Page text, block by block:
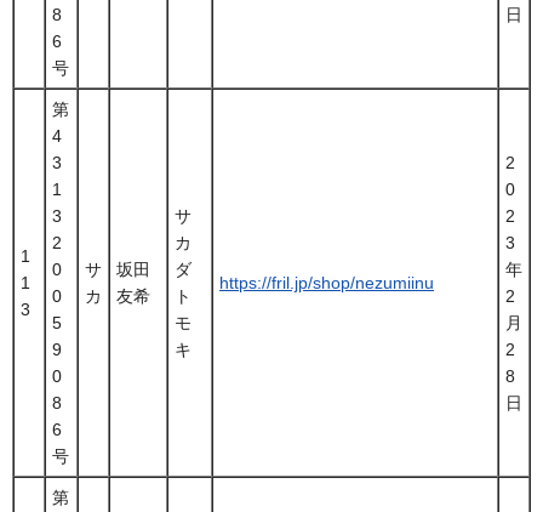
8
6
号
日
1
1
3
第
4
3
1
3
2
0
0
5
9
0
8
6
号
サ
カ
坂田
友希
サ
カ
ダ
ト
モ
キ
https://fril.jp/shop/nezumiinu
2
0
2
3
年
2
月
2
8
日
第